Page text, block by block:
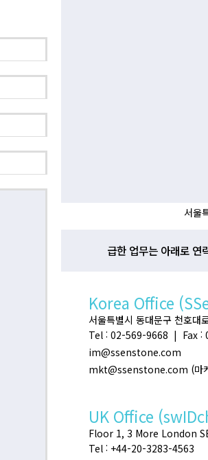
서울
급한 업무는 아래로 연
Korea Office
서울특별시 동대문구 천호
Tel : 02-569-9668 | Fax :
im@ssenstone.com
mkt@ssenstone.com (마
UK Office
Floor 1, 3 More London
Tel : +44-20-3283-4563